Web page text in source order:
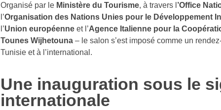
Organisé par le Ministère du Tourisme, à travers l ’Office
l’Organisation des Nations Unies pour le Développement
l’Union européenne et l’Agence Italienne pour la
Tounes Wijhetouna – le salon s’est imposé comme un
Tunisie et à l’international.
Une inauguration sous le
internationale